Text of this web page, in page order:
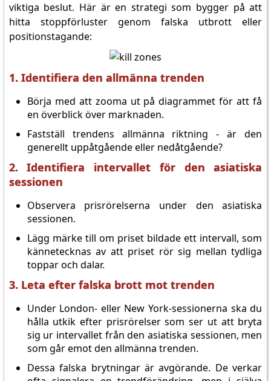
viktiga beslut. Här är en strategi som bygger på att
hitta stoppförluster genom falska utbrott eller
positionstagande:
1. Identifiera den allmänna trenden
Börja med att zooma ut på diagrammet för att få
en överblick över marknaden.
Fastställ trendens allmänna riktning - är den
generellt uppåtgående eller nedåtgående?
2. Identifiera intervallet för den asiatiska
sessionen
Observera prisrörelserna under den asiatiska
sessionen.
Lägg märke till om priset bildade ett intervall, som
kännetecknas av att priset rör sig mellan tydliga
toppar och dalar.
3. Leta efter falska brott mot trenden
Under London- eller New York-sessionerna ska du
hålla utkik efter prisrörelser som ser ut att bryta
sig ur intervallet från den asiatiska sessionen, men
som går emot den allmänna trenden.
Dessa falska brytningar är avgörande. De verkar